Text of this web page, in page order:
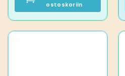
ostoskoriin